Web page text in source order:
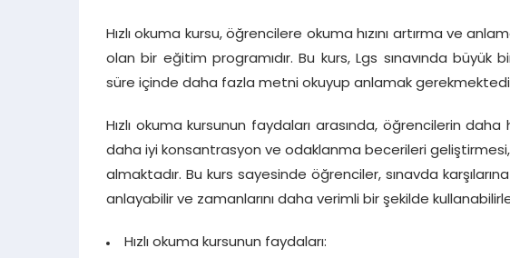
Hızlı okuma kursu, öğrencilere okuma hızını artırma ve
olan bir eğitim programıdır. Bu kurs, Lgs sınavında büyük
süre içinde daha fazla metni okuyup anlamak
Hızlı okuma kursunun faydaları arasında, öğrencilerin
daha iyi konsantrasyon ve odaklanma becerileri
almaktadır. Bu kurs sayesinde öğrenciler, sınavda
anlayabilir ve zamanlarını daha verimli bir şekilde
Hızlı okuma kursunun faydaları: